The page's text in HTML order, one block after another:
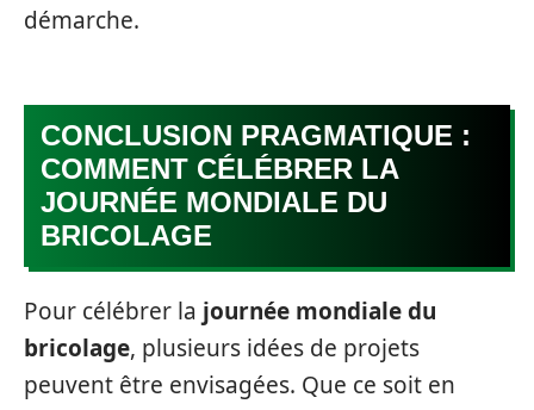
démarche.
CONCLUSION PRAGMATIQUE :
COMMENT CÉLÉBRER LA
JOURNÉE MONDIALE DU
BRICOLAGE
Pour célébrer la journée mondiale du
bricolage, plusieurs idées de projets
peuvent être envisagées. Que ce soit en